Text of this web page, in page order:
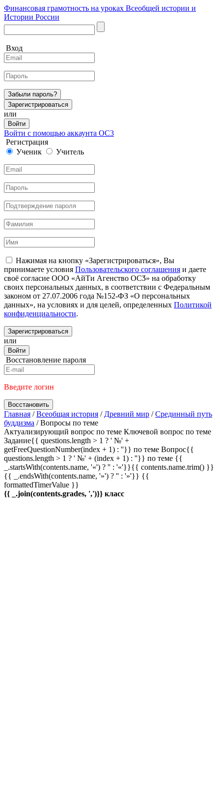
Финансовая грамотность на уроках Всеобщей истории и
Истории России
Вход
Забыли пароль?
Зарегистрироваться
или
Войти
Войти с помощью аккаунта ОС3
Регистрация
Ученик
Учитель
Нажимая на кнопку «Зарегистрироваться», Вы
принимаете условия Пользовательского соглашения и даете
своё согласие ООО «АйТи Агенство ОСӠ» на обработку
своих персональных данных, в соответствии с Федеральным
законом от 27.07.2006 года №152-ФЗ «О персональных
данных», на условиях и для целей, определенных Политикой
конфиденциальности.
Зарегистрироваться
или
Войти
Восстановление пароля
Введите логин
Восстановить
Главная / Всеобщая история / Древний мир / Срединный путь
буддизма / Вопросы по теме
Актуализирующий вопрос по теме Ключевой вопрос по теме
Задание{{ questions.length > 1 ? ' №' +
getFreeQuestionNumber(index + 1) : ''}} по теме Вопрос{{
questions.length > 1 ? ' №' + (index + 1) : ''}} по теме {{
_.startsWith(contents.name, '«') ? '' : '«'}}{{ contents.name.trim() }}
{{ _.endsWith(contents.name, '»') ? '' : '»'}} {{
formattedTimerValue }}
{{ _.join(contents.grades, ',')}} класс